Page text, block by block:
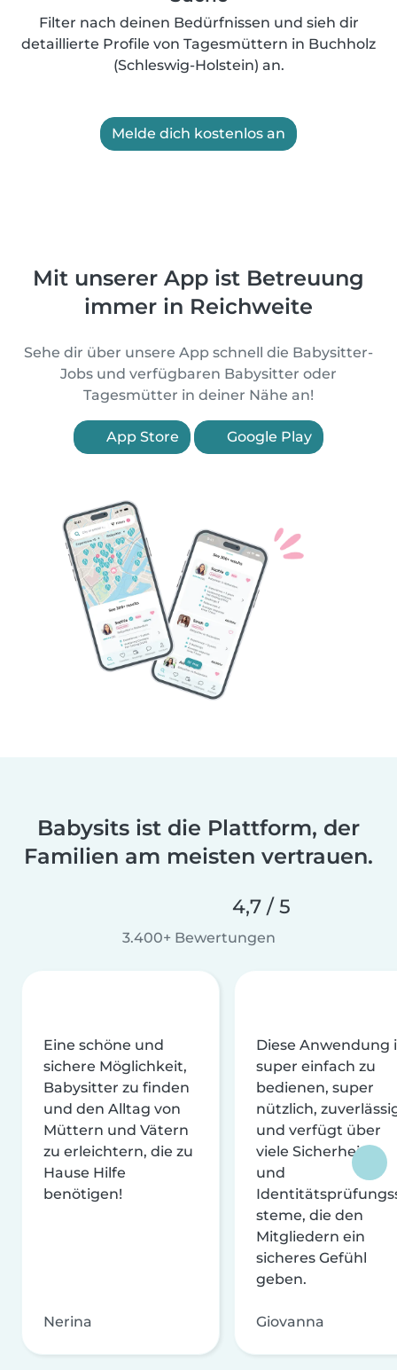
Filter nach deinen Bedürfnissen und sieh dir
detaillierte Profile von Tagesmüttern in Buchholz
(Schleswig-Holstein) an.
Melde dich kostenlos an
Mit unserer App ist Betreuung
immer in Reichweite
Sehe dir über unsere App schnell die Babysitter-
Jobs und verfügbaren Babysitter oder
Tagesmütter in deiner Nähe an!
App Store Google Play
Babysits ist die Plattform, der
Familien am meisten vertrauen.
4,7 / 5
3.400+ Bewertungen
Eine schöne und
sichere Möglichkeit,
Babysitter zu finden
und den Alltag von
Müttern und Vätern
zu erleichtern, die zu
Hause Hilfe
benötigen!
Nerina
Diese Anwendung
super einfach zu
bedienen, super
nützlich,
und verfügt über
viele Sicherheits-
und
steme, die den
Mitgliedern ein
sicheres Gefühl
geben.
Giovanna